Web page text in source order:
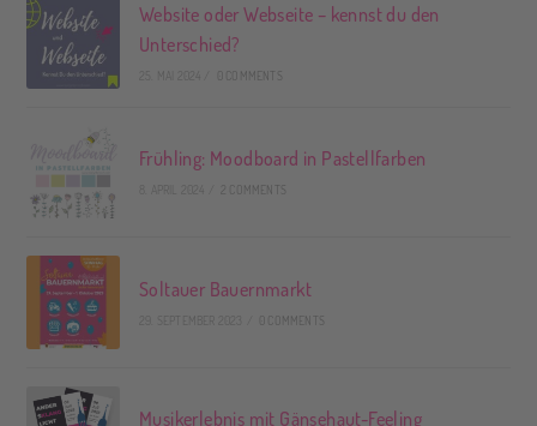
Website oder Webseite – kennst du den
Unterschied?
25. MAI 2024 0 COMMENTS
Frühling: Moodboard in Pastellfarben
2 COMMENTS
Soltauer Bauernmarkt
29. SEPTEMBER 2023 0 COMMENTS
Musikerlebnis mit Gänsehaut-Feeling